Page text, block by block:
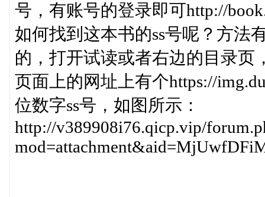
号，有账号的登录即可http://
如何找到这本书的ss号呢？方法
的，打开试读或者右边的目录页
页面上的网址上有个https://
位数字ss号，如图所示：
http://v389908i76.qicp.vip/